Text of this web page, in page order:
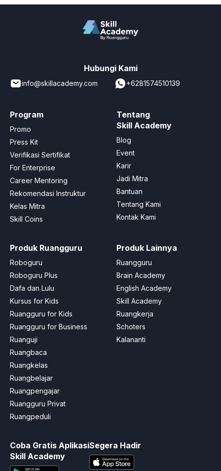
Hubungi Kami
info@skillacademy.com +6281574510139
Program
Promo
Press Kit
Verifikasi Sertifikat
For Enterprise
Career Mentoring
Rekomendasi Instruktur
Kelas Mitra
Skill Coins
Tentang
Skill Academy
Blog
Event
Karir
Jadi Mitra
Bantuan
Tentang Kami
Kontak Kami
Produk Ruangguru
Roboguru
Roboguru Plus
Dafa dan Lulu
Kursus for Kids
Ruangguru for Kids
Ruangguru for Business
Ruanguji
Ruangbaca
Ruangkelas
Ruangbelajar
Ruangpengajar
Ruangguru Privat
Ruangpeduli
Produk Lainnya
Ruangguru
Brain Academy
English Academy
Skill Academy
Ruangkerja
Schoters
Kalananti
Coba Gratis Aplikasi
Skill Academy
Segera Hadir